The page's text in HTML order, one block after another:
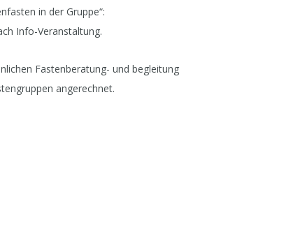
in der Gruppe“:
Info-Veranstaltung.
Fastenberatung- und begleitung
angerechnet.